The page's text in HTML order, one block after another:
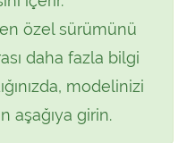
özel sürümünü
daha fazla bilgi
modelinizi
aşağıya girin.